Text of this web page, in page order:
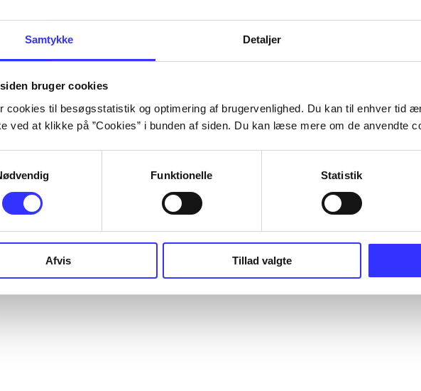
Samtykke Detaljer
bruger cookies
cookies til besøgsstatistik og optimering af brugervenlighed. Du kan til enhver tid
ved at klikke på ”Cookies” i bunden af siden. Du kan læse mere om de anvendte
Funktionelle Statistik
Afvis Tillad valgte
...